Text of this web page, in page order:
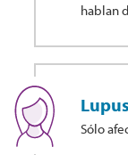
hablan
Sólo